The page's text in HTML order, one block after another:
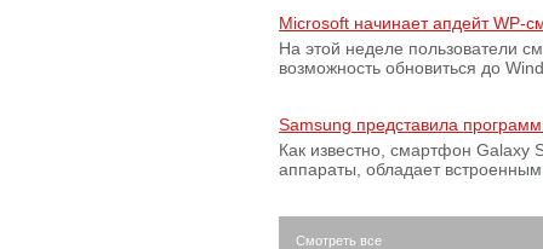
Microsoft начинает апдейт WP-
На этой неделе пользователи
возможность обновиться до
Samsung представила
Как известно, смартфон Galaxy
аппараты, обладает
Смотреть все